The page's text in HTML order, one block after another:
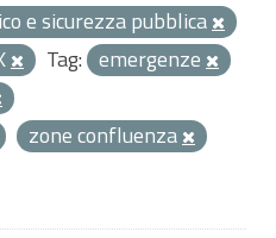
e sicurezza pubblica
Tag: emergenze
zone confluenza